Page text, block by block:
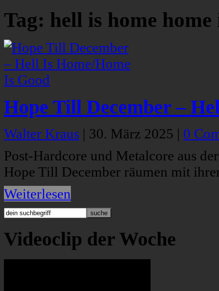
Tag: hell is home home
Hope Till December –
Walter Kraus | 30. März 2025 | 0
Post-Hardcore und Metalcore aus
Hope Till December räumen mit
Weiterlesen
Videoclip der Woche